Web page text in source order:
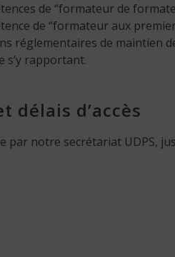
de “formateur de
de “formateur aux
réglementaires de maintien
rapportant.
délais d’accès
par notre secrétariat UDPS,